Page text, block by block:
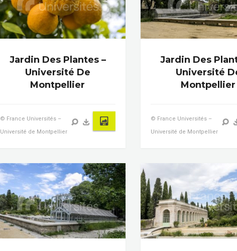
Jardin Des Plantes –
Université De
Montpellier
© France Universités –
Université de Montpellier
Jardin Des
Université
Montpellier
© France Universités –
Université de Montpellier